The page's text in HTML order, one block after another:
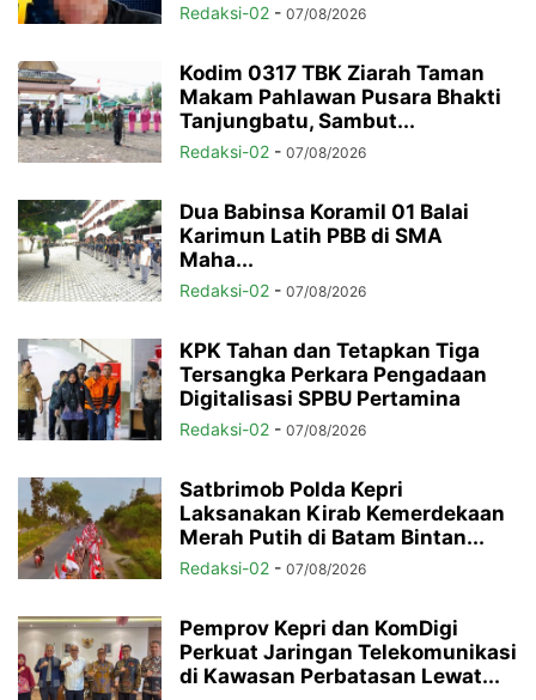
Redaksi-02 - 07/08/2026
Kodim 0317 TBK Ziarah Taman
Makam Pahlawan Pusara Bhakti
Tanjungbatu, Sambut...
Redaksi-02 - 07/08/2026
Dua Babinsa Koramil 01 Balai
Karimun Latih PBB di SMA
Maha...
Redaksi-02 - 07/08/2026
KPK Tahan dan Tetapkan Tiga
Tersangka Perkara Pengadaan
Digitalisasi SPBU Pertamina
Redaksi-02 - 07/08/2026
Satbrimob Polda Kepri
Laksanakan Kirab Kemerdekaan
Merah Putih di Batam Bintan...
Redaksi-02 - 07/08/2026
Pemprov Kepri dan KomDigi
Perkuat Jaringan Telekomunikasi
di Kawasan Perbatasan Lewat...